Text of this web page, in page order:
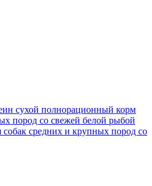
сухой полнорационный корм
пород со свежей белой рыбой
средних и крупных пород со